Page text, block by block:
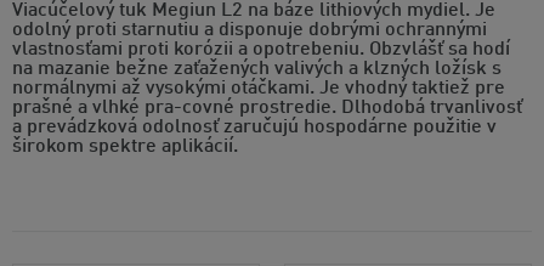
Viacúčelový tuk Megiun L2 na báze lithiových mydiel. Je
odolný proti starnutiu a disponuje dobrými ochrannými
vlastnosťami proti korózii a opotrebeniu. Obzvlášť sa hodí
na mazanie bežne zaťažených valivých a klzných ložísk s
normálnymi až vysokými otáčkami. Je vhodný taktiež pre
prašné a vlhké pra-covné prostredie. Dlhodobá trvanlivosť
a prevádzková odolnosť zaručujú hospodárne použitie v
širokom spektre aplikácií.